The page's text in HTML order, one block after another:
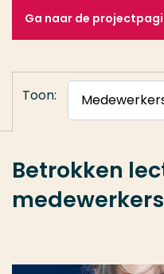
Ga naar de
Toon:
Betrokken
medewerkers